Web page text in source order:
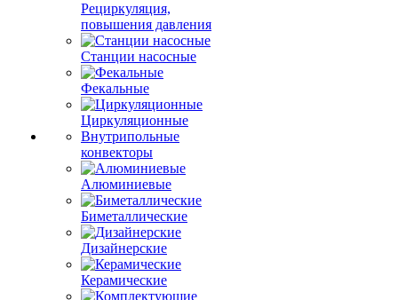
Рециркуляция,
повышения давления
Станции насосные
Фекальные
Циркуляционные
Внутрипольные
конвекторы
Алюминиевые
Биметаллические
Дизайнерские
Керамические